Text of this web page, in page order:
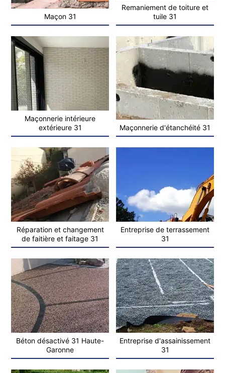
Maçon 31
Remaniement de toiture et
tuile 31
Maçonnerie intérieure
extérieure 31
Maçonnerie d'étanchéité 31
Réparation et changement
de faitière et faitage 31
Entreprise de terrassement
31
Béton désactivé 31 Haute-
Garonne
Entreprise d'assainissement
31